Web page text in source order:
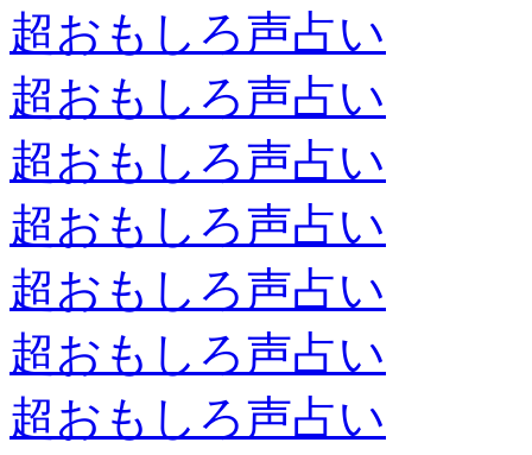
超おもしろ声占い
超おもしろ声占い
超おもしろ声占い
超おもしろ声占い
超おもしろ声占い
超おもしろ声占い
超おもしろ声占い